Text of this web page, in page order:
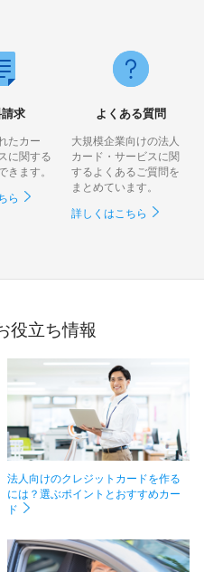
求
たカー
に関する
きます。
ら
よくある質問
大規模企業向けの法人
カード・サービスに関
するよくあるご質問を
まとめています。
詳しくはこちら
役立ち情報
法人向けのクレジットカードを作る
には？選ぶポイントとおすすめカー
ド